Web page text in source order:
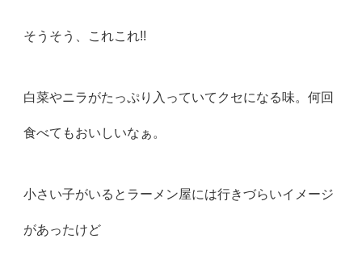
そうそう、これこれ!!
白菜やニラがたっぷり入っていてクセになる味。何回
食べてもおいしいなぁ。
小さい子がいるとラーメン屋には行きづらいイメージ
があったけど